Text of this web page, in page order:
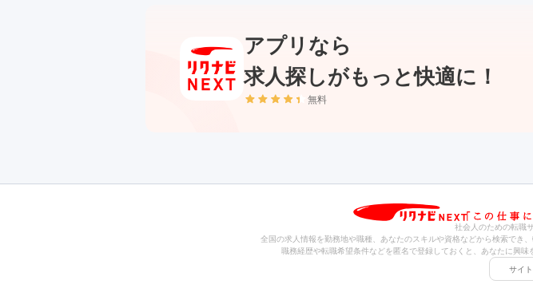
アプリなら
求人探しがもっと快適に！
無料
社会人のための転職
全国の求人情報を勤務地や職種、あなたのスキルや資格などから検索でき
職務経歴や転職希望条件などを匿名で登録しておくと、あなたに興
サイ